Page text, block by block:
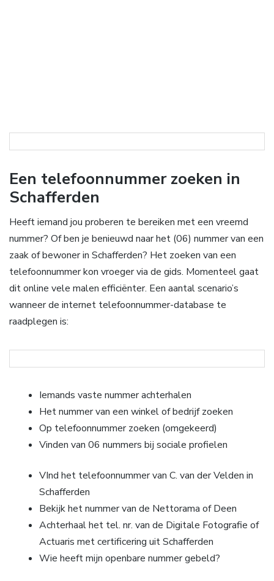
Een telefoonnummer zoeken in
Schafferden
Heeft iemand jou proberen te bereiken met een vreemd
nummer? Of ben je benieuwd naar het (06) nummer van een
zaak of bewoner in Schafferden? Het zoeken van een
telefoonnummer kon vroeger via de gids. Momenteel gaat
dit online vele malen efficiënter. Een aantal scenario’s
wanneer de internet telefoonnummer-database te
raadplegen is:
Iemands vaste nummer achterhalen
Het nummer van een winkel of bedrijf zoeken
Op telefoonnummer zoeken (omgekeerd)
Vinden van 06 nummers bij sociale profielen
VInd het telefoonnummer van C. van der Velden in
Schafferden
Bekijk het nummer van de Nettorama of Deen
Achterhaal het tel. nr. van de Digitale Fotografie of
Actuaris met certificering uit Schafferden
Wie heeft mijn openbare nummer gebeld?